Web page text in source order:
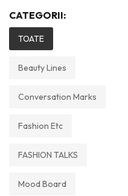
CATEGORII:
TOATE
Beauty Lines
Conversation Marks
Fashion Etc
FASHION TALKS
Mood Board